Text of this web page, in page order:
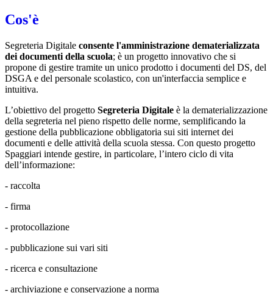
Cos'è
Segreteria Digitale consente l'amministrazione dematerializzata
dei documenti della scuola; è un progetto innovativo che si
propone di gestire tramite un unico prodotto i documenti del DS, del
DSGA e del personale scolastico, con un'interfaccia semplice e
intuitiva.
L’obiettivo del progetto Segreteria Digitale è la dematerializzazione
della segreteria nel pieno rispetto delle norme, semplificando la
gestione della pubblicazione obbligatoria sui siti internet dei
documenti e delle attività della scuola stessa. Con questo progetto
Spaggiari intende gestire, in particolare, l’intero ciclo di vita
dell’informazione:
- raccolta
- firma
- protocollazione
- pubblicazione sui vari siti
- ricerca e consultazione
- archiviazione e conservazione a norma